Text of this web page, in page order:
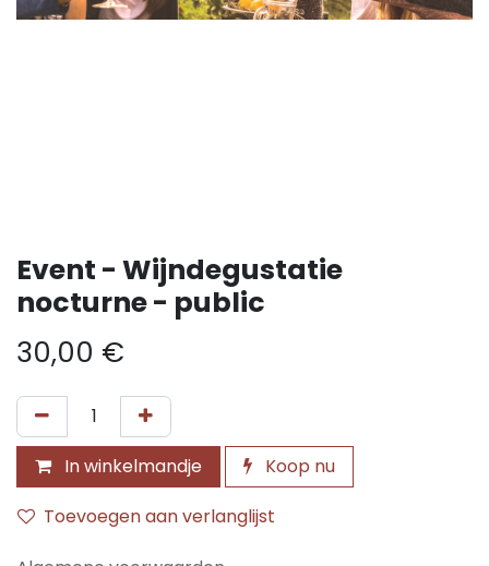
Event - Wijndegustatie
nocturne - public
30,00 €
In winkelmandje
Koop nu
Toevoegen aan verlanglijst